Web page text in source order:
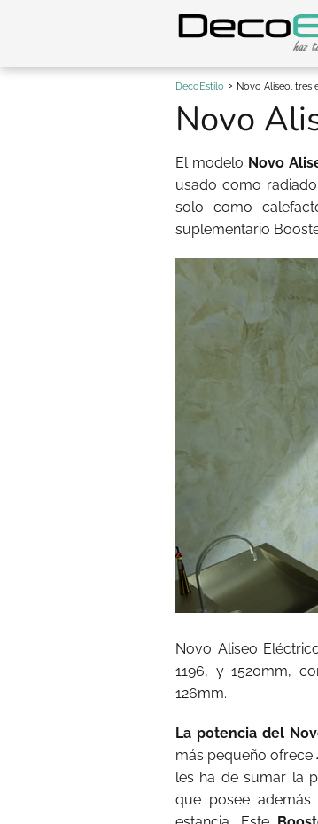
DecoEstilo Novo Aliseo, tres
Novo
El modelo Novo
usado como
solo como
suplementario
Novo Aliseo
1196, y 1520mm,
126mm.
La potencia del
más pequeño ofrece
les ha de sumar la
que posee